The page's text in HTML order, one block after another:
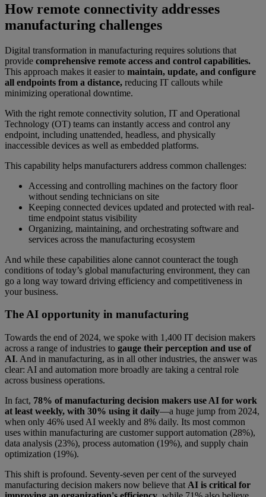
How remote connectivity addresses
manufacturing challenges
Digital transformation in manufacturing requires solutions that
provide comprehensive remote access and control capabilities.
This approach makes it easier to maintain, update, and configure
all endpoints from a distance, reducing IT callouts while
minimizing operational downtime.
With the right remote connectivity solution, IT and Operational
Technology (OT) teams can instantly access and control any
endpoint, including unattended, headless, and physically
inaccessible devices as well as embedded platforms.
This capability helps manufacturers address common challenges:
Accessing and controlling machines on the factory floor
without sending technicians on site
Keeping connected devices updated and protected with real-
time endpoint status visibility
Organizing, maintaining, and orchestrating software and
services across the manufacturing ecosystem
And while these capabilities alone cannot counteract the tough
conditions of today’s global manufacturing environment, they can
go a long way toward driving efficiency and competitiveness in
your business.
The AI opportunity in manufacturing
Towards the end of 2024, we spoke with 1,400 IT decision makers
across a range of industries to gauge their perception and use of
AI. And in manufacturing, as in all other industries, the answer was
clear: AI and automation more broadly are taking a central role
across business operations.
In fact, 78% of manufacturing decision makers use AI for work
at least weekly, with 30% using it daily—a huge jump from 2024,
when only 46% used AI weekly and 8% daily. Its most common
uses within manufacturing are customer support automation (28%),
data analysis (23%), process automation (19%), and supply chain
optimization (19%).
This shift is profound. Seventy-seven per cent of the surveyed
manufacturing decision makers now believe that AI is critical for